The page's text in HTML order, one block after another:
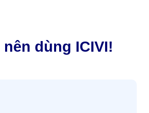
nên dùng ICIVI!